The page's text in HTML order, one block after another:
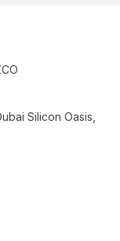
gratuits.
rassemble les
lieu, vous
d’outils pour
Silicon Oasis,